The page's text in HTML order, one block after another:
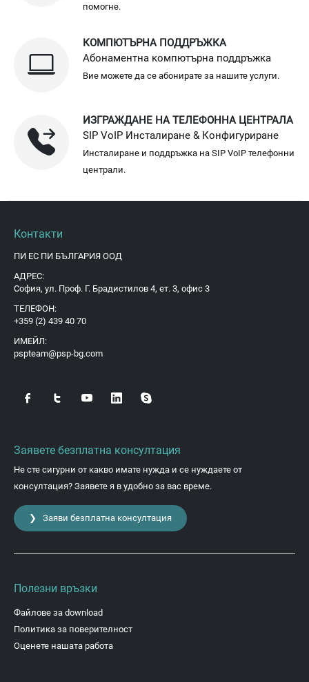
помогне.
КОМПЮТЪРНА ПОДДРЪЖКА
Абонаментна компютърна поддръжка
Вие можете да се абонирате за нашите услуги.
ИЗГРАЖДАНЕ НА ТЕЛЕФОННА ЦЕНТРАЛА
SIP VoIP Инсталиране & Конфигуриране
Инсталиране и поддръжка на SIP VoIP телефонни
централи.
Контакти
ПИ ЕС ПИ БЪЛГАРИЯ ООД
АДРЕС:
София, ул. Проф. Г. Брадистилов 4, ет. 3, офис 3
ТЕЛЕФОН:
+359 (2) 439 40 70
ИМЕЙЛ:
pspteam@psp-bg.com
Заявете безплатна консултация
Не сте сигурни от какво имате нужда и се нуждаете от
консултация? Заявете я в удобно за вас време.
❯ Заяви безплатна консултация
Полезни връзки
Файлове за download
Политика за поверителност
Оценете нашата работа